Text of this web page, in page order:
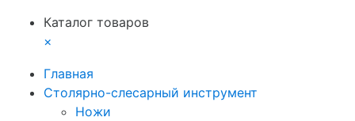
Каталог товаров
×
Главная
Столярно-слесарный инструмент
Ножи